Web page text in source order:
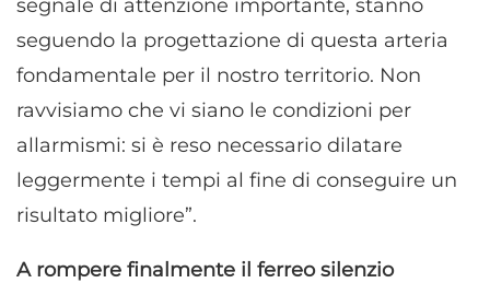
segnale di attenzione importante, stanno
seguendo la progettazione di questa arteria
fondamentale per il nostro territorio. Non
ravvisiamo che vi siano le condizioni per
allarmismi: si è reso necessario dilatare
leggermente i tempi al fine di conseguire un
risultato migliore”.
A rompere finalmente il ferreo silenzio